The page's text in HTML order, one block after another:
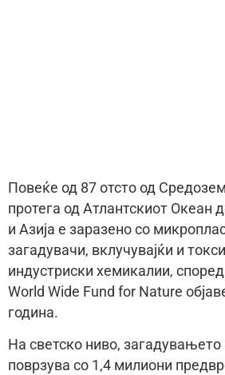
Повеќе од 87 отсто од
протега од Атлантскиот Океан
и Азија е заразено со
загадувачи, вклучувајќи и
индустриски хемикалии,
World Wide Fund for Nature
година.
На светско ниво, загадувањето
поврзува со 1,4 милиони